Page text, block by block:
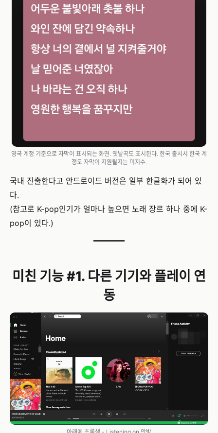
영국 계정 기준으로 자막이 표시되는 화면. 옛날곡도 표시된다. 한국 출시시 한국 계
정도 자막이 지원될지는 미지수.
국내 진출한다고 안드로이드 버전은 일부 한글화가 되어 있
다.
(참고로 K-pop인기가 얼마나 높으면 노래 장르 하나 중에 K-
pop이 있다.)
미친 기능 #1. 다른 기기와 플레이 연
동